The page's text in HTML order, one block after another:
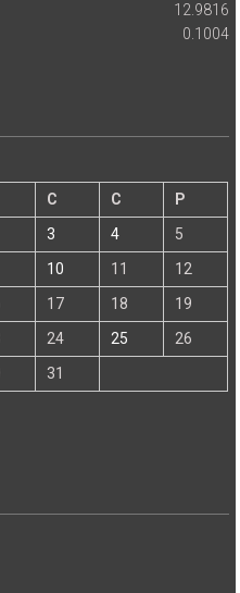
12.9816
0.1004
C C
P
3 4
5
10 11
12
17 18
19
24 25
26
31